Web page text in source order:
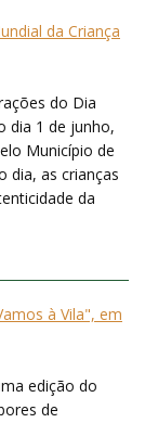
da Criança
do Dia
dia 1 de junho,
Município de
dia, as crianças
da
à Vila", em
edição do
de